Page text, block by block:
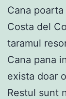
Cana
Costa del
taramul
Cana pana
exista doar
Restul sunt